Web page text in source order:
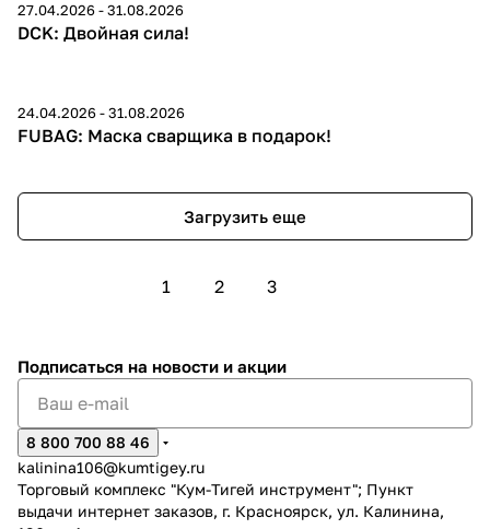
27.04.2026 - 31.08.2026
DCK: Двойная сила!
24.04.2026 - 31.08.2026
FUBAG: Маска сварщика в подарок!
Загрузить еще
1 2 3
Подписаться на новости и акции
8 800 700 88 46
kalinina106@kumtigey.ru
Торговый комплекс "Кум-Тигей инструмент"; Пункт
выдачи интернет заказов, г. Красноярск, ул. Калинина,